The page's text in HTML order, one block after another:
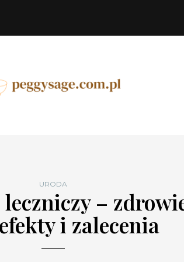
URODA
leczniczy –
i zalecenia